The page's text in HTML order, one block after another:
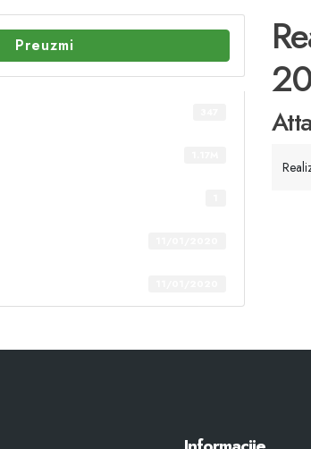
Preuzmi